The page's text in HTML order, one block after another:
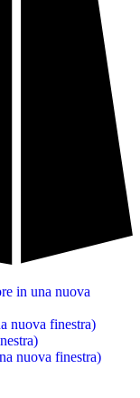
in una nuova
nuova finestra)
nuova finestra)